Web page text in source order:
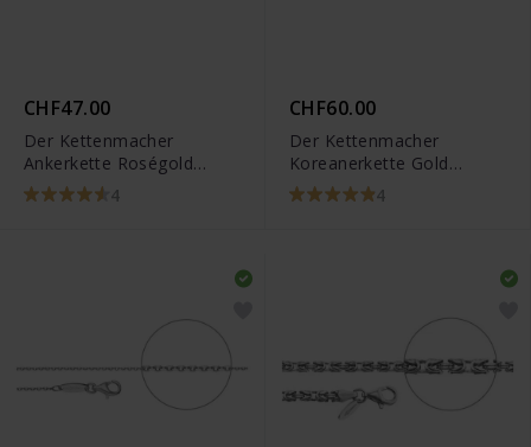
CHF47.00
Der Kettenmacher
Ankerkette Roségold
Diamantiert
4
CHF60.00
Der Kettenmacher
Koreanerkette Gold
Diamantiert
4